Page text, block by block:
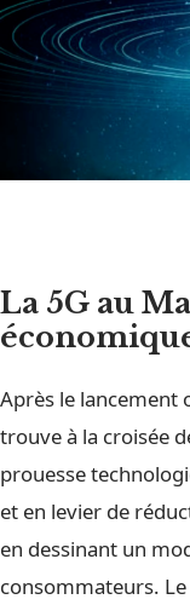
La 5G au
Après le lancement
trouve à la croisée
prouesse
et en levier de
en dessinant un
consommateurs.